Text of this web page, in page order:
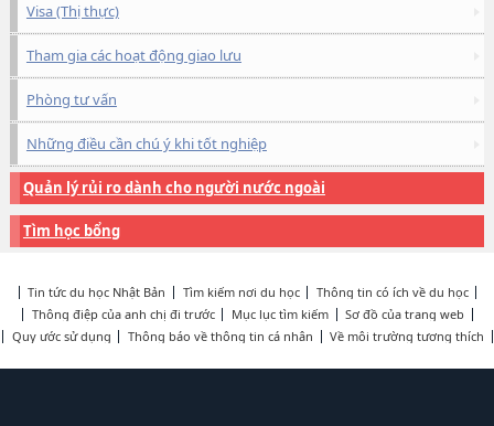
Visa (Thị thực)
Tham gia các hoạt động giao lưu
Phòng tư vấn
Những điều cần chú ý khi tốt nghiệp
Quản lý rủi ro dành cho người nước ngoài
Tìm học bổng
Tin tức du học Nhật Bản Tìm kiếm nơi du học
Thông tin có ích về du học
Thông điệp của anh chị đi trước
Mục lục tìm kiếm
Sơ đồ của trang web
Quy ước sử dụng
Thông báo về thông tin cá nhân Về môi trường tương thích